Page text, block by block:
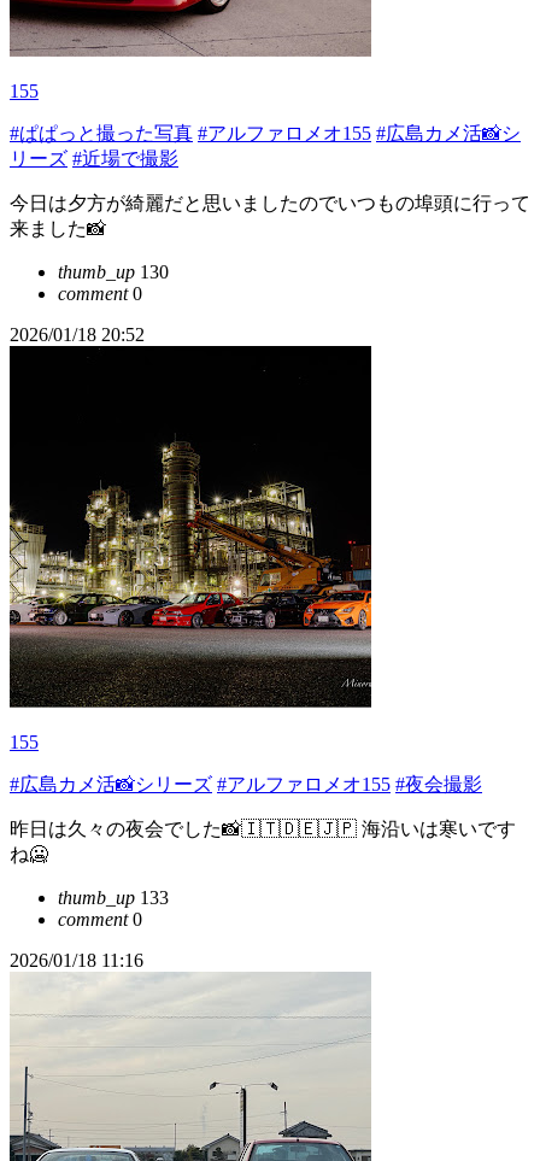
155
#ぱぱっと撮った写真 #アルファロメオ155 #広島カメ活📸シ
リーズ #近場で撮影
今日は夕方が綺麗だと思いましたのでいつもの埠頭に行って
来ました📸
thumb_up 130
comment0
2026/01/18 20:52
155
#広島カメ活📸シリーズ #アルファロメオ155 #夜会撮影
昨日は久々の夜会でした📸🇮🇹🇩🇪🇯🇵 海沿いは寒いです
ね🥶
thumb_up 133
comment0
2026/01/18 11:16